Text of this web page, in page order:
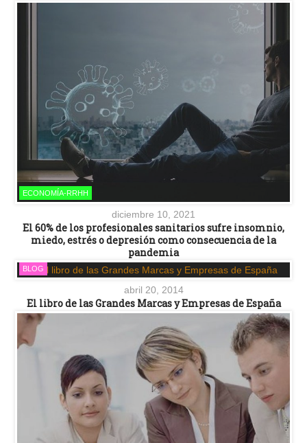
ECONOMÍA-RRHH
diciembre 10, 2021
El 60% de los profesionales sanitarios sufre insomnio,
miedo, estrés o depresión como consecuencia de la
pandemia
BLOG
abril 20, 2014
El libro de las Grandes Marcas y Empresas de España